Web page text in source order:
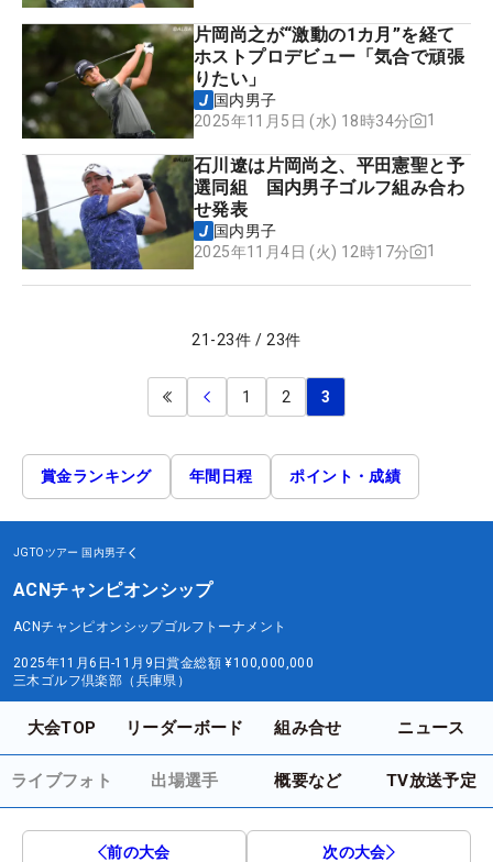
片岡尚之が“激動の1カ月”を経て
ホストプロデビュー「気合で頑張
りたい」
国内男子
2025年11月5日 (水) 18時34分
1
石川遼は片岡尚之、平田憲聖と予
選同組 国内男子ゴルフ組み合わ
せ発表
国内男子
2025年11月4日 (火) 12時17分
1
21 -23件 / 23件
1 2 3
賞金ランキング 年間日程 ポイント・成績
JGTOツアー 国内男子
ACNチャンピオンシップ
ACNチャンピオンシップゴルフトーナメント
2025年11月6日-11月9日賞金総額 ¥100,000,000
三木ゴルフ倶楽部（兵庫県）
大会TOP リーダーボード 組み合せ ニュース
ライブフォト 出場選手 概要など TV放送予定
前の大会 次の大会